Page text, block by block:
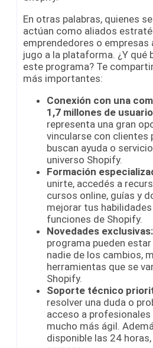
En otras palabras, quienes
actúan como aliados
emprendedores o empresas
jugo a la plataforma. ¿Y qué
este programa? Te
más importantes:
Conexión con una
1,7 millones de
representa una gran
vincularse con clientes
buscan ayuda o
universo Shopify.
Formación
unirte, accedés a
cursos online, guías y
mejorar tus
funciones de Shopify.
Novedades exclusivas:
programa pueden
nadie de los cambios,
herramientas que se
Shopify.
Soporte técnico
resolver una duda o
acceso a
mucho más ágil.
disponible las 24